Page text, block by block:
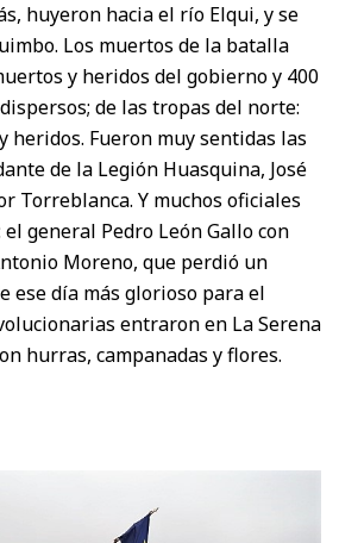
huyeron hacia el río Elqui, y se
Los muertos de la batalla
y heridos del gobierno y 400
de las tropas del norte:
heridos. Fueron muy sentidas las
de la Legión Huasquina, José
Torreblanca. Y muchos oficiales
general Pedro León Gallo con
Moreno, que perdió un
ese día más glorioso para el
entraron en La Serena
hurras, campanadas y flores.